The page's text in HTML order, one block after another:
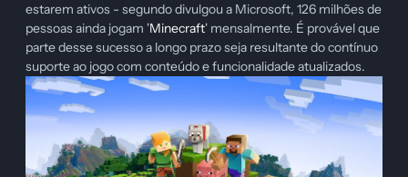
estarem ativos - segundo divulgou a Microsoft, 126 milhões de
pessoas ainda jogam 'Minecraft' mensalmente. É provável que
parte desse sucesso a longo prazo seja resultante do contínuo
suporte ao jogo com conteúdo e funcionalidade atualizados.